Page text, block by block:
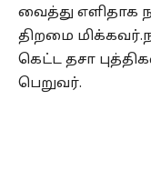
வைத்து எளிதாக
திறமை
கெட்ட தசா
பெறுவர்.